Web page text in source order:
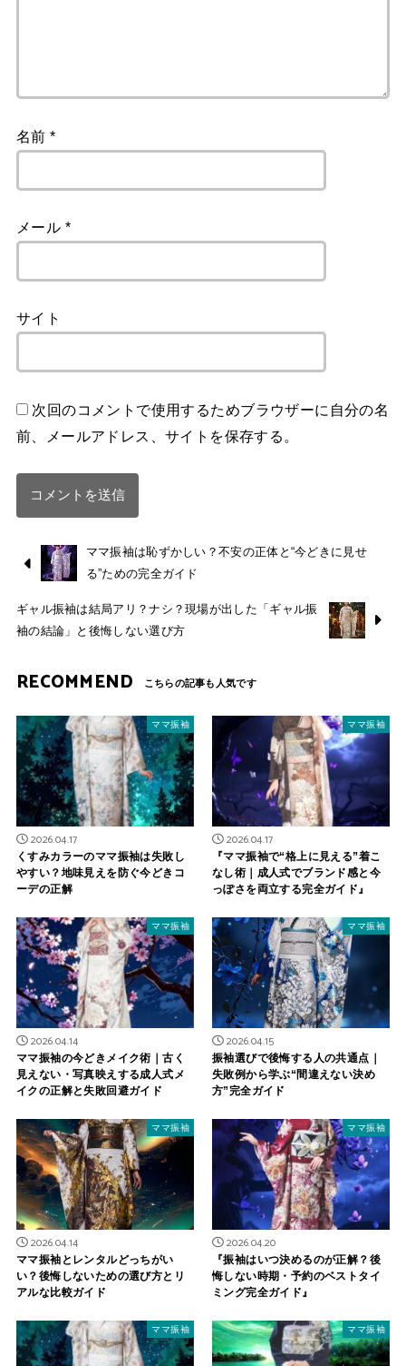
名前*
メール *
サイト
次回のコメントで使用するためブラウザーに自分の名
前、メールアドレス、サイトを保存する。
ママ振袖は恥ずかしい？不安の正体と“今どきに見せ
る”ための完全ガイド
ギャル振袖は結局アリ？ナシ？現場が出した「ギャル振
袖の結論」と後悔しない選び方
RECOMMEND
ママ振袖
2026.04.17
くすみカラーのママ振袖は失敗し
やすい？地味見えを防ぐ今どきコ
ーデの正解
ママ振袖
2026.04.17
『ママ振袖で“格上に見える”着こ
なし術｜成人式でブランド感と今
っぽさを両立する完全ガイド』
ママ振袖
2026.04.14
ママ振袖の今どきメイク術｜古く
見えない・写真映えする成人式メ
イクの正解と失敗回避ガイド
ママ振袖
2026.04.15
振袖選びで後悔する人の共通点｜
失敗例から学ぶ“間違えない決め
方”完全ガイド
ママ振袖
2026.04.14
ママ振袖とレンタルどっちがい
い？後悔しないための選び方とリ
アルな比較ガイド
ママ振袖
2026.04.20
『振袖はいつ決めるのが正解？後
悔しない時期・予約のベストタイ
ミング完全ガイド』
ママ振袖 ママ振袖